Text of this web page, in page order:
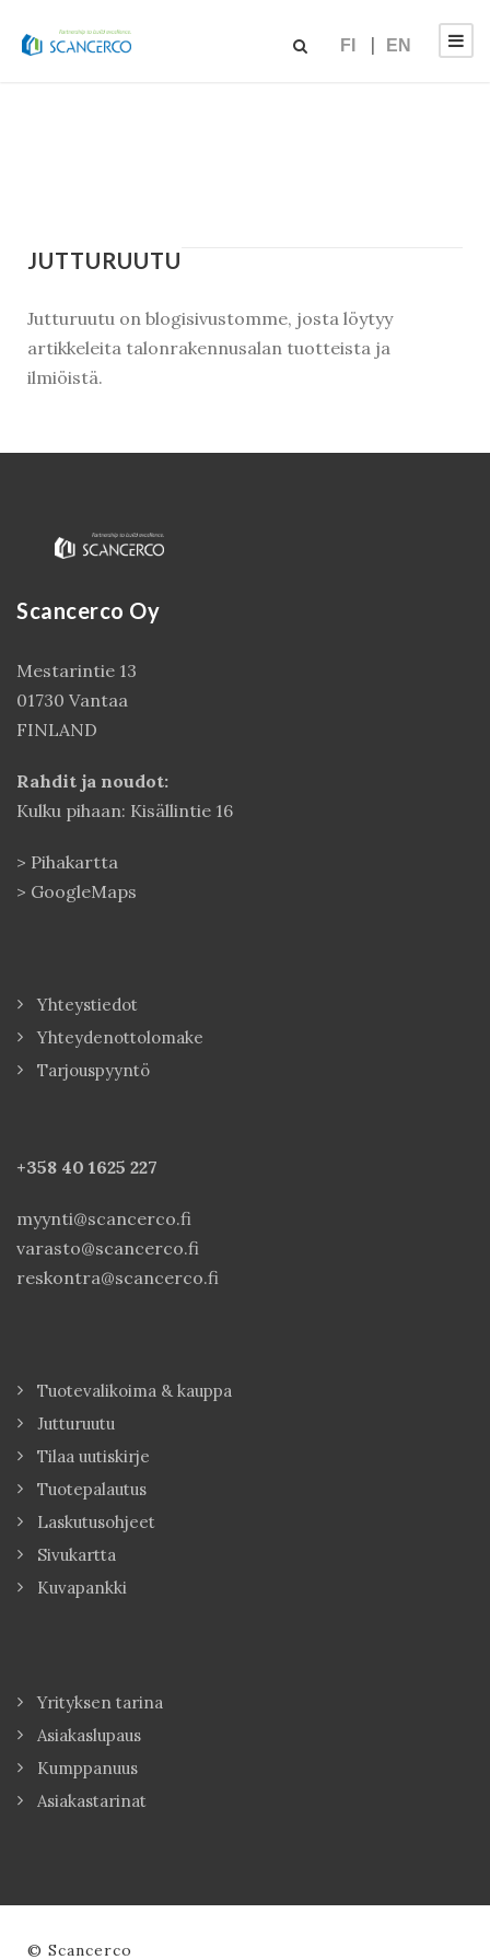
FI EN
JUTTURUUTU
Jutturuutu on blogisivustomme, josta löytyy
artikkeleita talonrakennusalan tuotteista ja
ilmiöistä.
Scancerco Oy
Mestarintie 13
01730 Vantaa
FINLAND
Rahdit ja noudot:
Kulku pihaan: Kisällintie 16
> Pihakartta
> GoogleMaps
Yhteystiedot
Yhteydenottolomake
Tarjouspyyntö
+358 40 1625 227
myynti@scancerco.fi
varasto@scancerco.fi
reskontra@scancerco.fi
Tuotevalikoima & kauppa
Jutturuutu
Tilaa uutiskirje
Tuotepalautus
Laskutusohjeet
Sivukartta
Kuvapankki
Yrityksen tarina
Asiakaslupaus
Kumppanuus
Asiakastarinat
© Scancerco